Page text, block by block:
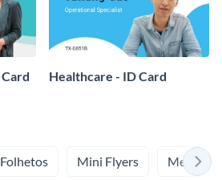
Healthcare - ID Card
Folhetos Mini Flyers Menus